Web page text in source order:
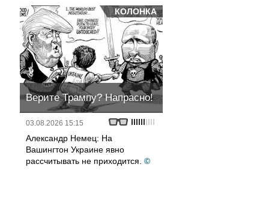
КОЛОНКА
Верите Трампу? Напрасно!
03.08.2026 15:15
Александр Немец: На
Вашингтон Украине явно
рассчитывать не приходится. ©